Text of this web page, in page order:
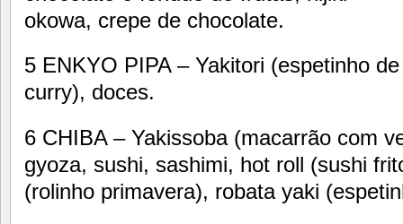
okowa, crepe de chocolate.
5 ENKYO PIPA – Yakitori (espetinho
curry), doces.
6 CHIBA – Yakissoba (macarrão com
gyoza, sushi, sashimi, hot roll (sushi
(rolinho primavera), robata yaki